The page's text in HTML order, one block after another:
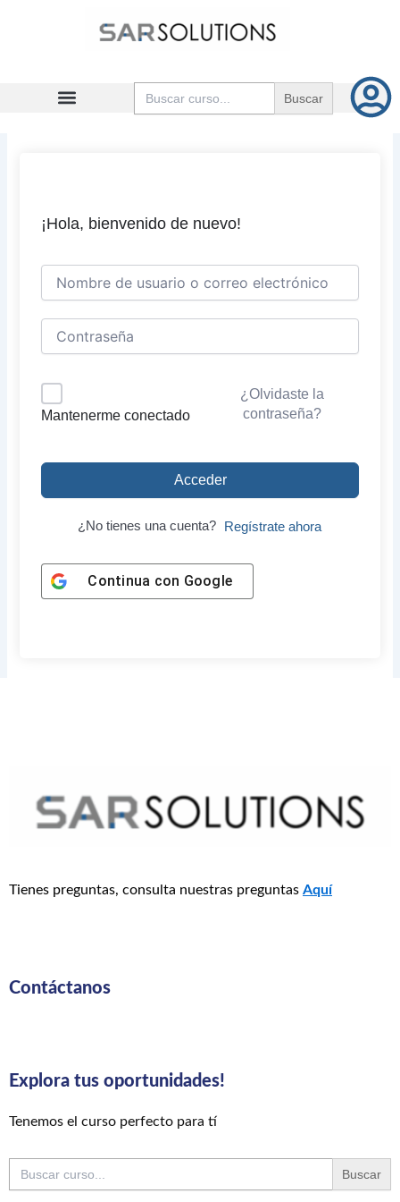
Buscar:
¡Hola, bienvenido de nuevo!
Mantenerme conectado
¿Olvidaste la
contraseña?
Acceder
¿No tienes una cuenta? Regístrate ahora
Continua con Google
Tienes preguntas, consulta nuestras preguntas Aquí
Contáctanos
Explora tus oportunidades!
Tenemos el curso perfecto para tí
Buscar: